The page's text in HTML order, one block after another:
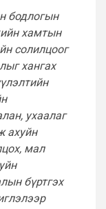
бодлогын
хамтын
солилцоог
хангах
ухаалаг
ахуйн
мал
бүртгэх